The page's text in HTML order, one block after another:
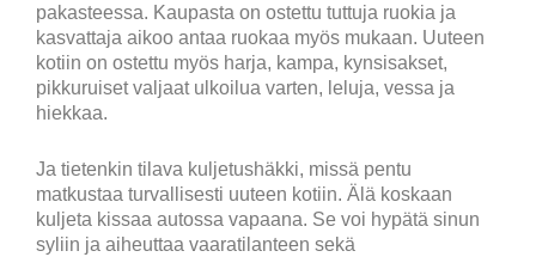
pakasteessa. Kaupasta on ostettu tuttuja ruokia ja
kasvattaja aikoo antaa ruokaa myös mukaan. Uuteen
kotiin on ostettu myös harja, kampa, kynsisakset,
pikkuruiset valjaat ulkoilua varten, leluja, vessa ja
hiekkaa.
Ja tietenkin tilava kuljetushäkki, missä pentu
matkustaa turvallisesti uuteen kotiin. Älä koskaan
kuljeta kissaa autossa vapaana. Se voi hypätä sinun
syliin ja aiheuttaa vaaratilanteen sekä